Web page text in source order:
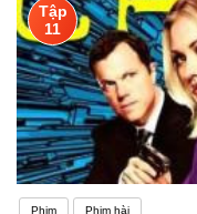
Tập
11
Phim Phim hài